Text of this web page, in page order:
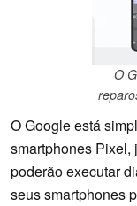
O
O Google está
smartphones
poderão executar
seus smartphones